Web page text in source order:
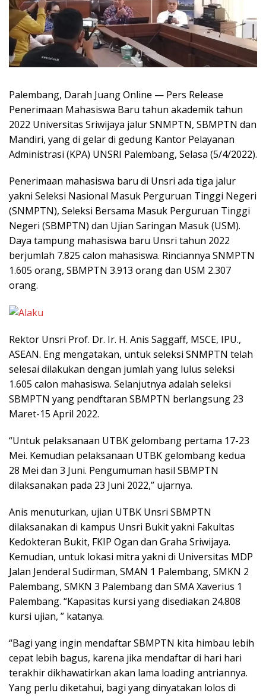
Palembang, Darah Juang Online — Pers Release
Penerimaan Mahasiswa Baru tahun akademik tahun
2022 Universitas Sriwijaya jalur SNMPTN, SBMPTN dan
Mandiri, yang di gelar di gedung Kantor Pelayanan
Administrasi (KPA) UNSRI Palembang, Selasa (5/4/2022).
Penerimaan mahasiswa baru di Unsri ada tiga jalur
yakni Seleksi Nasional Masuk Perguruan Tinggi Negeri
(SNMPTN), Seleksi Bersama Masuk Perguruan Tinggi
Negeri (SBMPTN) dan Ujian Saringan Masuk (USM).
Daya tampung mahasiswa baru Unsri tahun 2022
berjumlah 7.825 calon mahasiswa. Rinciannya SNMPTN
1.605 orang, SBMPTN 3.913 orang dan USM 2.307
orang.
Rektor Unsri Prof. Dr. Ir. H. Anis Saggaff, MSCE, IPU.,
ASEAN. Eng mengatakan, untuk seleksi SNMPTN telah
selesai dilakukan dengan jumlah yang lulus seleksi
1.605 calon mahasiswa. Selanjutnya adalah seleksi
SBMPTN yang pendftaran SBMPTN berlangsung 23
Maret-15 April 2022.
“Untuk pelaksanaan UTBK gelombang pertama 17-23
Mei. Kemudian pelaksanaan UTBK gelombang kedua
28 Mei dan 3 Juni. Pengumuman hasil SBMPTN
dilaksanakan pada 23 Juni 2022,” ujarnya.
Anis menuturkan, ujian UTBK Unsri SBMPTN
dilaksanakan di kampus Unsri Bukit yakni Fakultas
Kedokteran Bukit, FKIP Ogan dan Graha Sriwijaya.
Kemudian, untuk lokasi mitra yakni di Universitas MDP
Jalan Jenderal Sudirman, SMAN 1 Palembang, SMKN 2
Palembang, SMKN 3 Palembang dan SMA Xaverius 1
Palembang. “Kapasitas kursi yang disediakan 24.808
kursi ujian, ” katanya.
“Bagi yang ingin mendaftar SBMPTN kita himbau lebih
cepat lebih bagus, karena jika mendaftar di hari hari
terakhir dikhawatirkan akan lama loading antriannya.
Yang perlu diketahui, bagi yang dinyatakan lolos di